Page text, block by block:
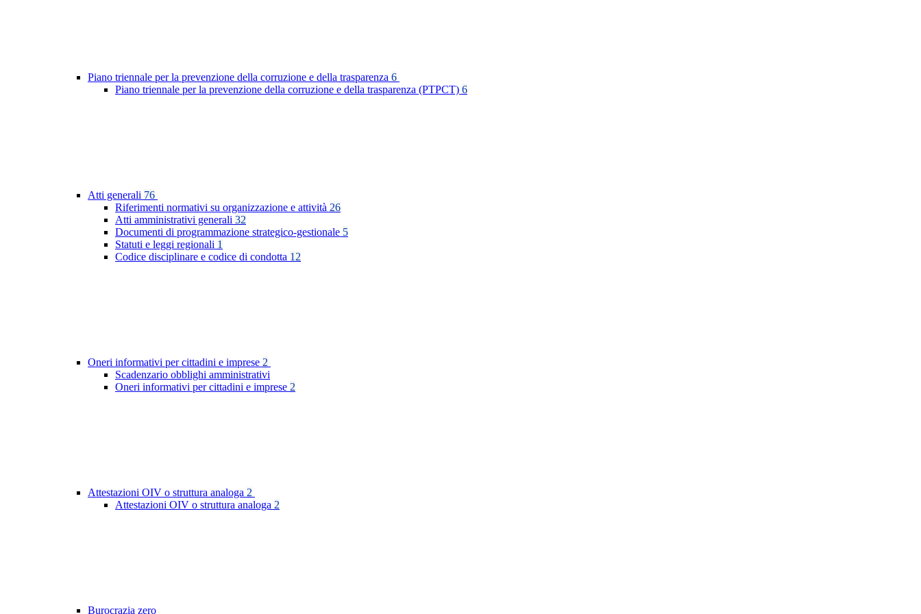
Piano triennale per la prevenzione della corruzione e della trasparenza 6
Piano triennale per la prevenzione della corruzione e della trasparenza (PTPCT) 6
Atti generali 76
Riferimenti normativi su organizzazione e attività 26
Atti amministrativi generali 32
Documenti di programmazione strategico-gestionale 5
Statuti e leggi regionali 1
Codice disciplinare e codice di condotta 12
Oneri informativi per cittadini e imprese 2
Scadenzario obblighi amministrativi
Oneri informativi per cittadini e imprese 2
Attestazioni OIV o struttura analoga 2
Attestazioni OIV o struttura analoga 2
Burocrazia zero